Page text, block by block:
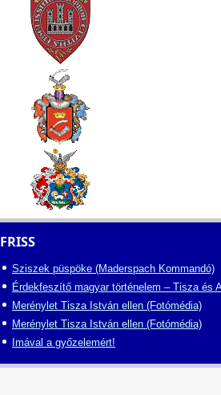
FRISS
Sziszek püspöke (Maderspach Kommandó)
Érdekfeszítő magyar történelem – Tisza és
Merénylet Tisza István ellen (Fotómédia)
Merénylet Tisza István ellen (Fotómédia)
Imával a győzelemért!